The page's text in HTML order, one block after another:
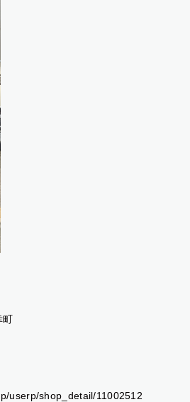
町
userp/shop_detail/11002512